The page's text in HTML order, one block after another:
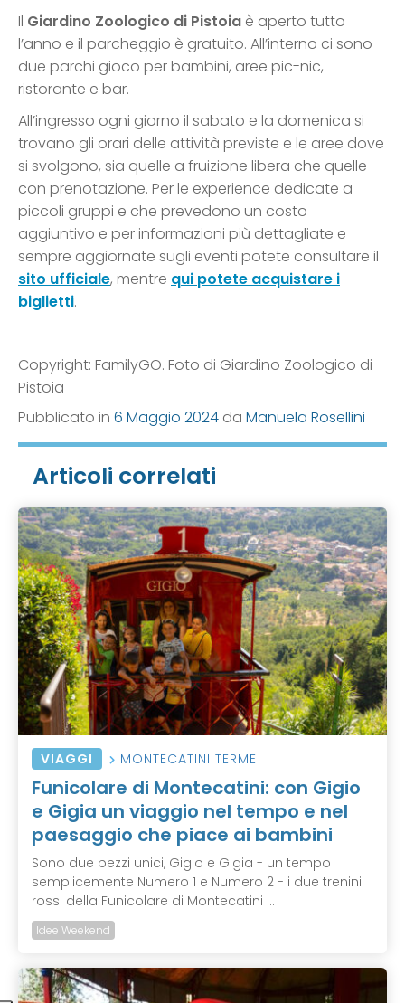
Il Giardino Zoologico di Pistoia è aperto tutto
l’anno e il parcheggio è gratuito. All’interno ci sono
due parchi gioco per bambini, aree pic-nic,
ristorante e bar.
All’ingresso ogni giorno il sabato e la domenica si
trovano gli orari delle attività previste e le aree dove
si svolgono, sia quelle a fruizione libera che quelle
con prenotazione. Per le experience dedicate a
piccoli gruppi e che prevedono un costo
aggiuntivo e per informazioni più dettagliate e
sempre aggiornate sugli eventi potete consultare il
sito ufficiale, mentre qui potete acquistare i
biglietti.
Copyright: FamilyGO. Foto di Giardino Zoologico di
Pistoia
Pubblicato in 6 Maggio 2024 da Manuela Rosellini
Articoli correlati
VIAGGI MONTECATINI TERME
Funicolare di Montecatini: con Gigio
e Gigia un viaggio nel tempo e nel
paesaggio che piace ai bambini
Sono due pezzi unici, Gigio e Gigia - un tempo
semplicemente Numero 1 e Numero 2 - i due trenini
rossi della Funicolare di Montecatini ...
Idee Weekend